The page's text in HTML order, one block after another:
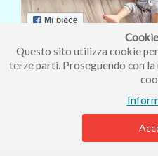
Questo sito utilizza cookie
terze parti. Proseguendo con
Iscriviti alla nostra
Piccolo Mondo di Ferri